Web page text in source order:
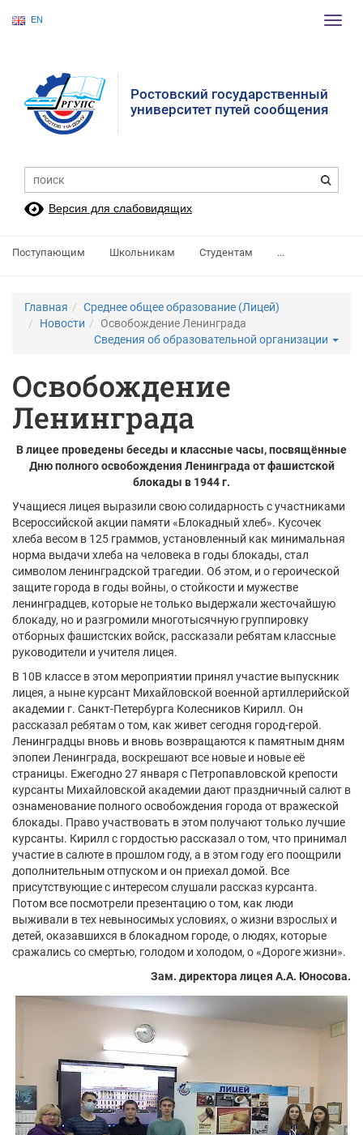
EN
Ростовский государственный
университет путей сообщения
Версия для слабовидящих
Поступающим Школьникам Студентам ...
Главная
Среднее общее образование (Лицей)
Новости
Освобождение Ленинграда
Сведения об образовательной организации
Освобождение
Ленинграда
В лицее проведены беседы и классные часы, посвящённые
Дню полного освобождения Ленинграда от фашистской
блокады в 1944 г.
Учащиеся лицея выразили свою солидарность с участниками
Всероссийской акции памяти «Блокадный хлеб». Кусочек
хлеба весом в 125 граммов, установленный как минимальная
норма выдачи хлеба на человека в годы блокады, стал
символом ленинградской трагедии. Об этом, и о героической
защите города в годы войны, о стойкости и мужестве
ленинградцев, которые не только выдержали жесточайшую
блокаду, но и разгромили многотысячную группировку
отборных фашистских войск, рассказали ребятам классные
руководители и учителя лицея.
В 10В классе в этом мероприятии принял участие выпускник
лицея, а ныне курсант Михайловской военной артиллерийской
академии г. Санкт-Петербурга Колесников Кирилл. Он
рассказал ребятам о том, как живет сегодня город-герой.
Ленинградцы вновь и вновь возвращаются к памятным дням
эпопеи Ленинграда, воскрешают все новые и новые её
страницы. Ежегодно 27 января с Петропавловской крепости
курсанты Михайловской академии дают праздничный салют в
ознаменование полного освобождения города от вражеской
блокады. Право участвовать в этом получают только лучшие
курсанты. Кирилл с гордостью рассказал о том, что принимал
участие в салюте в прошлом году, а в этом году его поощрили
дополнительным отпуском и он приехал домой. Все
присутствующие с интересом слушали рассказ курсанта.
Потом все посмотрели презентацию о том, как люди
выживали в тех невыносимых условиях, о жизни взрослых и
детей, оказавшихся в блокадном городе, о людях, которые
сражались со смертью, голодом и холодом, о «Дороге жизни».
Зам. директора лицея А.А. Юносова.